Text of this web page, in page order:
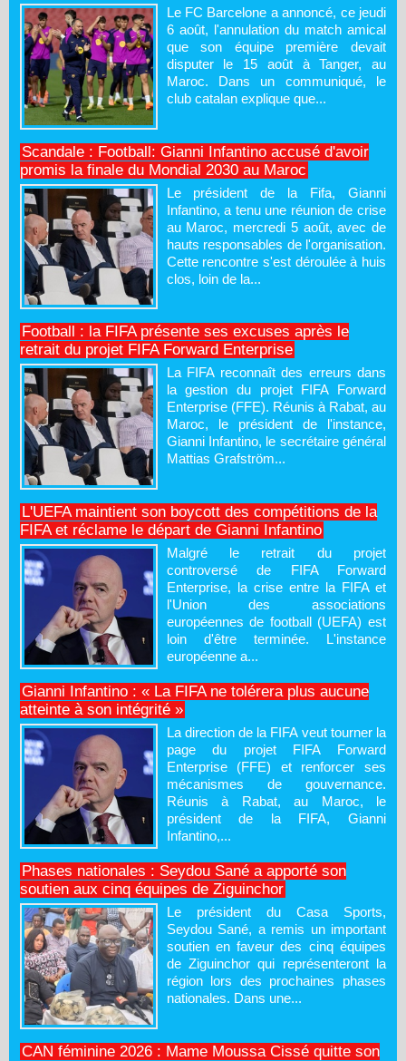
Le FC Barcelone a annoncé, ce jeudi
6 août, l'annulation du match amical
que son équipe première devait
disputer le 15 août à Tanger, au
Maroc. Dans un communiqué, le
club catalan explique que...
Scandale : Football: Gianni Infantino accusé d'avoir
promis la finale du Mondial 2030 au Maroc
Le président de la Fifa, Gianni
Infantino, a tenu une réunion de crise
au Maroc, mercredi 5 août, avec de
hauts responsables de l'organisation.
Cette rencontre s'est déroulée à huis
clos, loin de la...
Football : la FIFA présente ses excuses après le
retrait du projet FIFA Forward Enterprise
La FIFA reconnaît des erreurs dans
la gestion du projet FIFA Forward
Enterprise (FFE). Réunis à Rabat, au
Maroc, le président de l'instance,
Gianni Infantino, le secrétaire général
Mattias Grafström...
L'UEFA maintient son boycott des compétitions de la
FIFA et réclame le départ de Gianni Infantino
Malgré le retrait du projet
controversé de FIFA Forward
Enterprise, la crise entre la FIFA et
l'Union des associations
européennes de football (UEFA) est
loin d'être terminée. L'instance
européenne a...
Gianni Infantino : « La FIFA ne tolérera plus aucune
atteinte à son intégrité »
La direction de la FIFA veut tourner la
page du projet FIFA Forward
Enterprise (FFE) et renforcer ses
mécanismes de gouvernance.
Réunis à Rabat, au Maroc, le
président de la FIFA, Gianni
Infantino,...
Phases nationales : Seydou Sané a apporté son
soutien aux cinq équipes de Ziguinchor
Le président du Casa Sports,
Seydou Sané, a remis un important
soutien en faveur des cinq équipes
de Ziguinchor qui représenteront la
région lors des prochaines phases
nationales. Dans une...
CAN féminine 2026 : Mame Moussa Cissé quitte son